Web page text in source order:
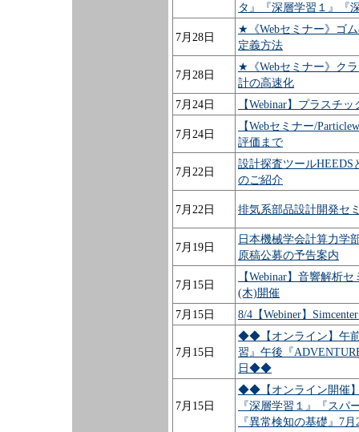
タ』『深層学習１』
7月28日
★《Webセミナー》ゴ
定義方法
7月28日
★《Webセミナー》ク
計の高速化
7月24日
【Webinar】プラスチ
7月24日
【Webセミナー/
評価まで
7月22日
設計探査ツールHEEDS
のご紹介
7月22日 排気系部品設計開発セ
7月19日
日本機械学会計算力学
原稿公募の予告案内
7月15日
【Webinar】音響解析
(木)開催
7月15日
8/4【Webiner】
7月15日
◆◆【オンライン】午
習』午後『
日◆◆
7月15日
◆◆【オンライン開催
『深層学習１』『ス
『異常検知の基礎』7